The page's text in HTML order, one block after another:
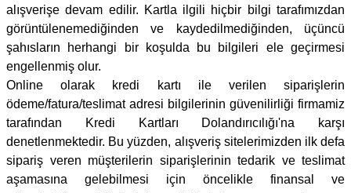
alışverişe devam edilir. Kartla ilgili hiçbir bilgi tarafımızdan
görüntülenemediğinden ve kaydedilmediğinden, üçüncü
şahısların herhangi bir koşulda bu bilgileri ele geçirmesi
engellenmiş olur.
Online olarak kredi kartı ile verilen siparişlerin
ödeme/fatura/teslimat adresi bilgilerinin güvenilirliği firmamiz
tarafından Kredi Kartları Dolandırıcılığı'na karşı
denetlenmektedir. Bu yüzden, alışveriş sitelerimizden ilk defa
sipariş veren müşterilerin siparişlerinin tedarik ve teslimat
aşamasına gelebilmesi için öncelikle finansal ve